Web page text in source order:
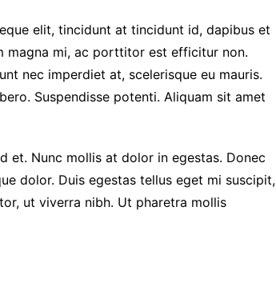
elit, tincidunt at tincidunt id, dapibus et
magna mi, ac porttitor est efficitur non.
nec imperdiet at, scelerisque eu mauris.
Suspendisse potenti. Aliquam sit amet
et. Nunc mollis at dolor in egestas. Donec
dolor. Duis egestas tellus eget mi suscipit,
ut viverra nibh. Ut pharetra mollis